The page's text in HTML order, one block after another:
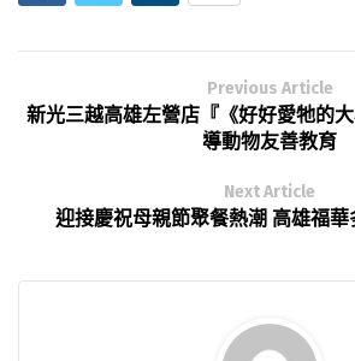
Previous Article
新光三越高雄左營店『《好好愛牠的
導動物友善教育
Next Article
迎接慶祝母親節聚餐熱潮 高雄福